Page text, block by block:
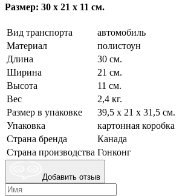
Размер: 30 х 21 х 11 см.
Вид транспорта
автомобиль
Материал
полистоун
Длина
30 см.
Ширина
21 см.
Высота
11 см.
Вес
2,4 кг.
Размер в упаковке
39,5 х 21 х 31,5 см.
Упаковка
картонная коробка
Страна бренда
Канада
Страна производства Гонконг
Добавить отзыв